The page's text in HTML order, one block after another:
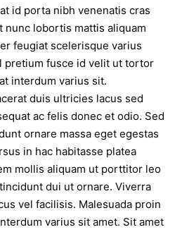
id porta nibh venenatis cras
nunc lobortis mattis aliquam
feugiat scelerisque varius
pretium fusce id velit ut tortor
interdum varius sit.
duis ultricies lacus sed
ac felis donec et odio. Sed
ornare massa eget egestas
in hac habitasse platea
mollis aliquam ut porttitor leo
dui ut ornare. Viverra
vel facilisis. Malesuada proin
varius sit amet. Sit amet